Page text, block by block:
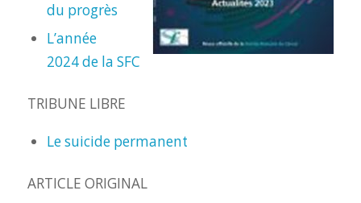
du progrès
L’année
2024 de la SFC
TRIBUNE LIBRE
Le suicide permanent
ARTICLE ORIGINAL